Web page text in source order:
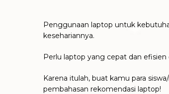
Penggunaan laptop untuk
kesehariannya.
Perlu laptop yang cepat dan
Karena itulah, buat kamu para
pembahasan rekomendasi laptop!